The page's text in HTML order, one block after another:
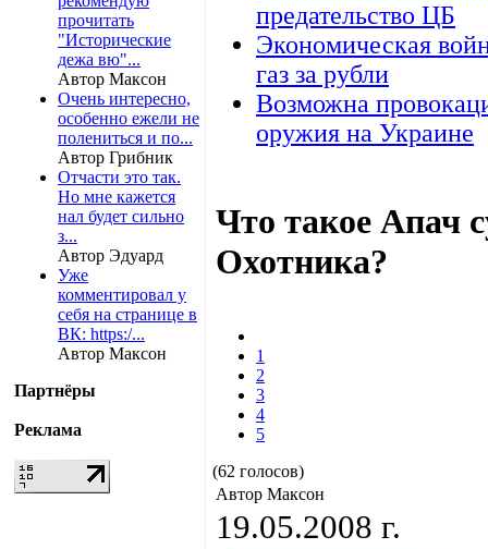
прочитать
"Исторические
дежа вю"...
Автор Максон
Очень интересно,
особенно ежели не
полениться и по...
Автор Грибник
Отчасти это так.
Но мне кажется
нал будет сильно
з...
Автор Эдуард
Уже
комментировал у
себя на странице в
ВК: https:/...
Автор Максон
Партнёры
Реклама
предательство ЦБ
Экономическая
газ за рубли
Возможна
оружия на Украине
Что такое Апач
Охотника?
1
2
3
4
5
(62 голосов)
Автор Максон
19.05.2008 г.